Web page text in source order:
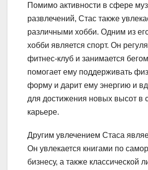
Помимо активности в сфере
развлечений, Стас также
различными хобби. Одним из
хобби является спорт. Он
фитнес-клуб и занимается
помогает ему поддерживать
форму и дарит ему энергию и
для достижения новых высот в
карьере.
Другим увлечением Стаса
Он увлекается книгами по
бизнесу, а также классической